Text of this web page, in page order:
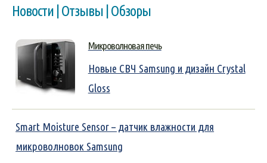
Новости | Отзывы | Обзоры
Микроволновая печь
Новые СВЧ Samsung и дизайн Crystal
Gloss
Smart Moisture Sensor – датчик влажности для
микроволновок Samsung